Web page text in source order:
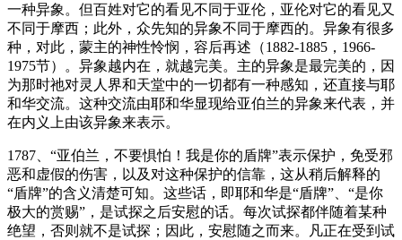
一种异象。但百姓对它的看见不同于亚伦，亚伦对它的看见又
不同于摩西；此外，众先知的异象不同于摩西的。异象有很多
种，对此，蒙主的神性怜悯，容后再述（1882-1885，1966-
1975节）。异象越内在，就越完美。主的异象是最完美的，因
为那时祂对灵人界和天堂中的一切都有一种感知，还直接与耶
和华交流。这种交流由耶和华显现给亚伯兰的异象来代表，并
在内义上由该异象来表示。
1787、“亚伯兰，不要惧怕！我是你的盾牌”表示保护，免受邪
恶和虚假的伤害，以及对这种保护的信靠，这从稍后解释的
“盾牌”的含义清楚可知。这些话，即耶和华是“盾牌”、“是你
极大的赏赐”，是试探之后安慰的话。每次试探都伴随着某种
绝望，否则就不是试探；因此，安慰随之而来。凡正在受到试